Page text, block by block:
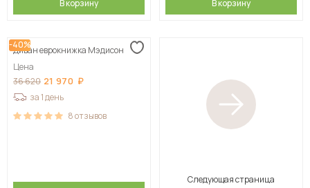
В корзину В корзину
-40%
Диван еврокнижка Мэдисон
Цена
36 620 21 970
за 1 день
8отзывов
Следующая страница